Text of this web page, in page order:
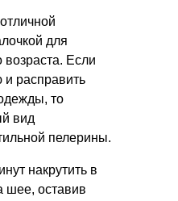
для
Если
расправить
то
вид
пелерины.
накрутить в
шее, оставив